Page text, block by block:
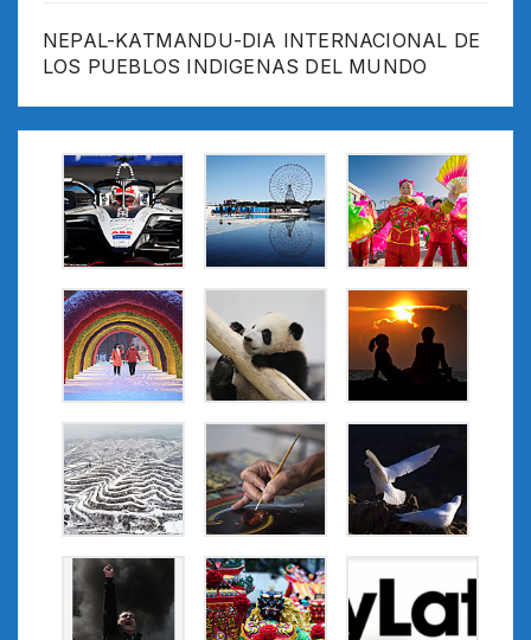
NEPAL-KATMANDU-DIA INTERNACIONAL DE
LOS PUEBLOS INDIGENAS DEL MUNDO